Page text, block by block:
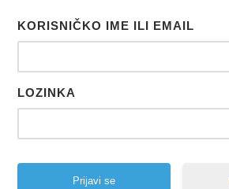
KORISNIČKO IME ILI EMAIL
LOZINKA